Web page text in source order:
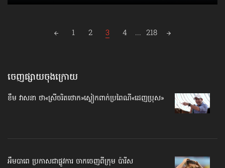
1 2 3 4 ... 218
ចេញផ្សាយចុងក្រោយ
ខឹម វាសនា ថា«ស្រីចរិតថោក»​ស្លៀកពាក់ប្រពៃណី​«ដេញប្រុស»
អឹមបាពេ ប្រកាសជាផ្លូវការ ចាកចេញពីក្រុម ប៉ារីស